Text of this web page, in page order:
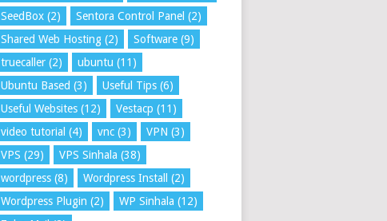
SeedBox (2) Sentora Control Panel (2)
Shared Web Hosting (2) Software (9)
truecaller (2) ubuntu (11)
Ubuntu Based (3) Useful Tips (6)
Useful Websites (12) Vestacp (11)
video tutorial (4) vnc (3) VPN (3)
VPS (29) VPS Sinhala (38)
wordpress (8) Wordpress Install
(2)
Wordpress Plugin (2) WP Sinhala (12)